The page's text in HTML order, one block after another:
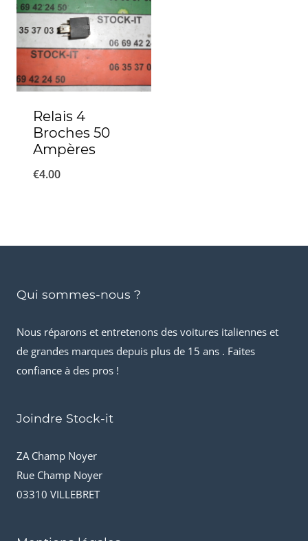
Relais 4
Broches 50
Ampères
€4.00
Qui sommes-nous ?
Nous réparons et entretenons des voitures italiennes et
de grandes marques depuis plus de 15 ans . Faites
confiance à des pros !
Joindre Stock-it
ZA Champ Noyer
Rue Champ Noyer
03310 VILLEBRET